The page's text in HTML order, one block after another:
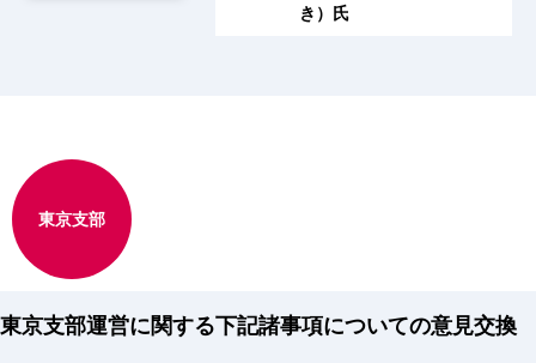
き）氏
東京支部
東京支部運営に関する下記諸事項についての意見交換